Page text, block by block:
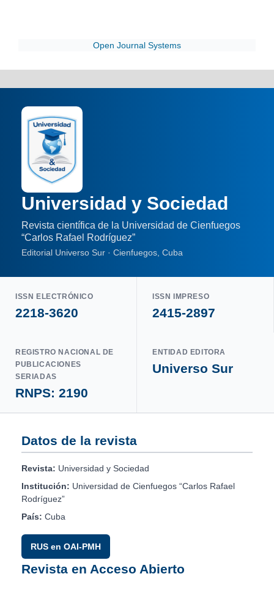
Open Journal Systems
Universidad y Sociedad
Revista científica de la Universidad de Cienfuegos
“Carlos Rafael Rodríguez”
Editorial Universo Sur · Cienfuegos, Cuba
ISSN ELECTRÓNICO
2218-3620
ISSN IMPRESO
2415-2897
REGISTRO NACIONAL DE
PUBLICACIONES
SERIADAS
RNPS: 2190
ENTIDAD EDITORA
Universo Sur
Datos de la revista
Revista: Universidad y Sociedad
Institución: Universidad de Cienfuegos “Carlos Rafael
Rodríguez”
País: Cuba
RUS en OAI-PMH
Revista en Acceso Abierto